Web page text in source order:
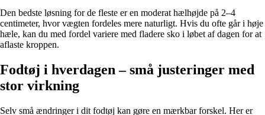
Den bedste løsning for de fleste er en moderat hælhøjde på 2–4
centimeter, hvor vægten fordeles mere naturligt. Hvis du ofte går i høje
hæle, kan du med fordel variere med fladere sko i løbet af dagen for at
aflaste kroppen.
Fodtøj i hverdagen – små justeringer med
stor virkning
Selv små ændringer i dit fodtøj kan gøre en mærkbar forskel. Her er